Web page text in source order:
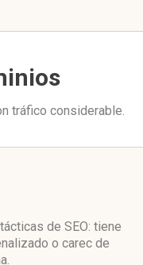
tráfico considerable.
de SEO: tiene
o carec de